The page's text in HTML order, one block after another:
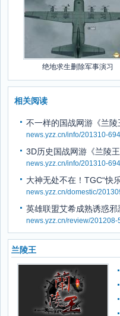
绝地求生删除军事演习
相关阅读
不一样的国战网游《兰
news.yzz.cn/info/201310-
3D历史国战网游《兰陵
news.yzz.cn/info/201310-
大神无处不在！TGC“快
news.yzz.cn/domestic/
英雄联盟艾希成熟诱惑
news.yzz.cn/review/201208-
兰陵王